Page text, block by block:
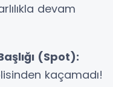
devam
(Spot):
kaçamadı!